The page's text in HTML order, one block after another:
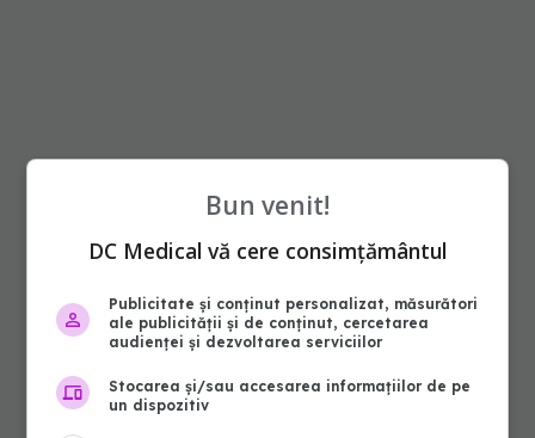
Bun venit!
DC Medical vă cere consimțământul
Publicitate și conținut personalizat, măsurători
ale publicității și de conținut, cercetarea
audienței și dezvoltarea serviciilor
Stocarea și/sau accesarea informațiilor de pe
un dispozitiv